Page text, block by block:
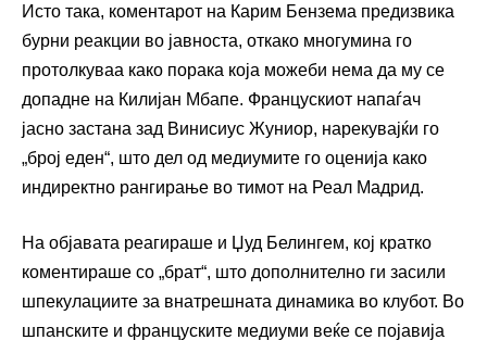
Исто така, коментарот на Карим Бензема предизвика
бурни реакции во јавноста, откако многумина го
протолкуваа како порака која можеби нема да му се
допадне на Килијан Мбапе. Францускиот напаѓач
јасно застана зад Винисиус Жуниор, нарекувајќи го
„број еден“, што дел од медиумите го оценија како
индиректно рангирање во тимот на Реал Мадрид.
На објавата реагираше и Џуд Белингем, кој кратко
коментираше со „брат“, што дополнително ги засили
шпекулациите за внатрешната динамика во клубот. Во
шпанските и француските медиуми веќе се појавија